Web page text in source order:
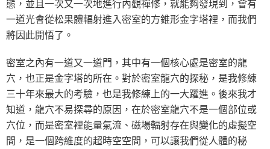
態，並且一次又一次地進行內觀禪修，就能夠發現到，會有
一道光會從松果體輻射進入密室的方錐形金字塔裡，而我們
將因此開悟了。
密室之內有一道又一道門，其中有一個核心處是密室的龍
穴，也正是金字塔的所在。對於密室龍穴的探秘，是我修練
三十年來最大的考驗，也是我修練上的一大躍進。後來我才
知道，龍穴不易探尋的原因，在於密室龍穴不是一個部位或
穴位，而是密室裡能量氣流、磁場輻射存在與變化的虛擬空
間，是一個跨維度的超時空空間，可以讓我們從人體的秘